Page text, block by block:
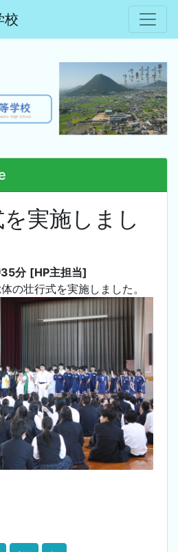
校
実施しまし
分 [HP主担当]
の壮行式を実施しました。